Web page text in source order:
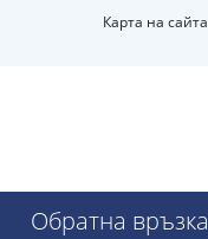
Карта на сайта
Обратна връзка